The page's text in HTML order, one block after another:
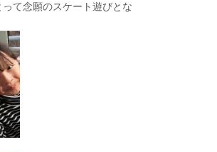
て念願のスケート遊びとな